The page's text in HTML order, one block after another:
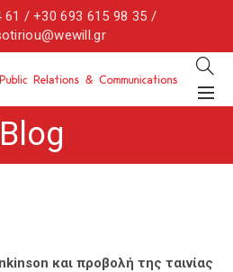
61 / +30 693 615 98 35 /
Blog
και προβολή της ταινίας